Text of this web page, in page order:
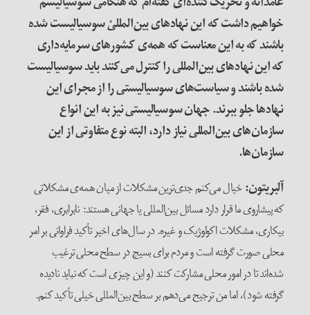
خواهیم داشت که این نهادهای بین‌المللیْ سوسیالیست شده
باشند که به این معناست که همه‌ی کشورهای سرمایه‌‌داری
که این نهادهای بین‌المللی را کنترل می‌کنند باید سوسیالیست
شده باشند و سیاست‌های سوسیالیستی را از مجرای این
نهادها جلو ببرند. جهان سوسیالیستی نیز به این انواع
سازمان‌های بین‌المللی نیاز دارد، البته نوع متفاوتی از این
سازمان‌ها.
آلبریتون:خیال می‌کنم جدی‌ترین مشکلات از میان همه‌ی مشکلاتی
که پیشاروی ما قرار دارد مسائل بین‌المللی یا جهانی هستند: نابرابری، فقر،
بیکاری، مشکلات اکولوژیک و غیره. در سال‌های اخیر تأکید فراوانی بر امر
محلی صورت گرفته است و مردم برای بسیج در سطح محلی ترغیب
شده‌اند تا در امور محلی مشارکت کنند (و این چیزی است که نباید نادیده
گرفته شود)، اما من ترجیح می‌دهم بر سطح بین‌المللی خیلی تأکید کنم.